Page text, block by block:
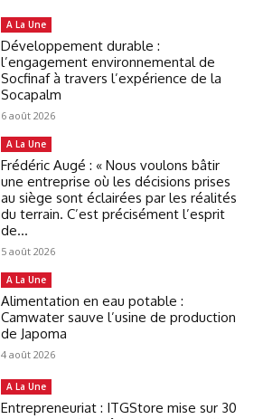
A La Une
Développement durable :
l’engagement environnemental de
Socfinaf à travers l’expérience de la
Socapalm
6 août 2026
A La Une
Frédéric Augé : « Nous voulons bâtir
une entreprise où les décisions prises
au siège sont éclairées par les réalités
du terrain. C’est précisément l’esprit
de...
5 août 2026
A La Une
Alimentation en eau potable :
Camwater sauve l’usine de production
de Japoma
4 août 2026
A La Une
Entrepreneuriat : ITGStore mise sur 30